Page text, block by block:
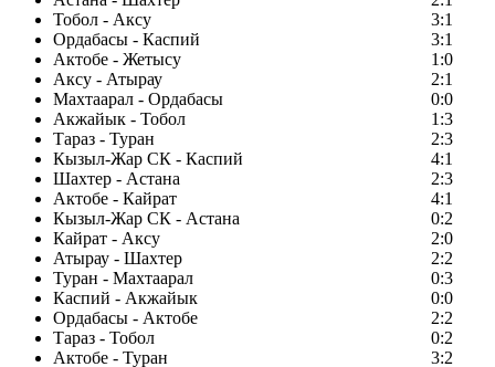
Тобол - Аксу
3:1
Ордабасы - Каспий
3:1
Актобе - Жетысу
1:0
Аксу - Атырау
2:1
Махтаарал - Ордабасы
0:0
Акжайык - Тобол
1:3
Тараз - Туран
2:3
Кызыл-Жар СК - Каспий
4:1
Шахтер - Астана
2:3
Актобе - Кайрат
4:1
Кызыл-Жар СК - Астана
0:2
Кайрат - Аксу
2:0
Атырау - Шахтер
2:2
Туран - Махтаарал
0:3
Каспий - Акжайык
0:0
Ордабасы - Актобе
2:2
Тараз - Тобол
0:2
Актобе - Туран
3:2